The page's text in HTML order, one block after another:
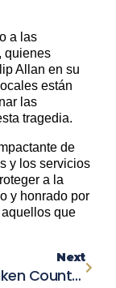
a las
quienes
Allan en su
están
las
tragedia.
de
y los servicios
a la
y honrado por
que
Next
Luto En Aiken County: Trágico Choque Cobra La Vida De Un Talentoso Adolescente